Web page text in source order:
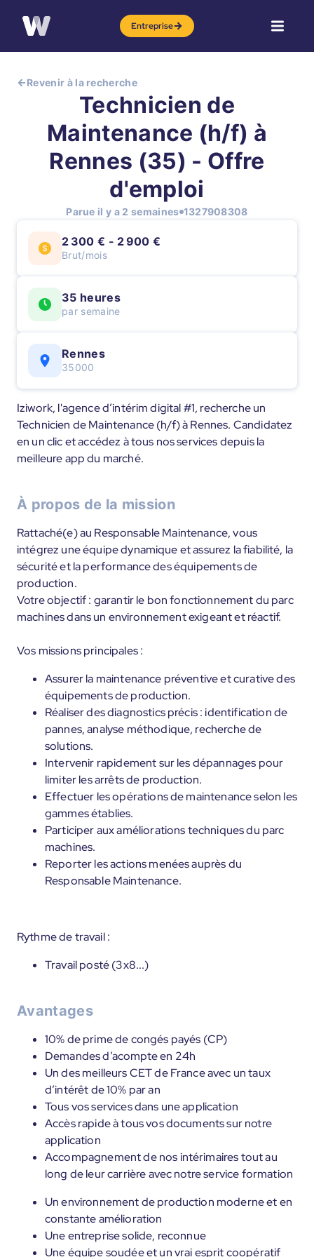
Entreprise
Revenir à la recherche
Technicien de
Maintenance (h/f) à
Rennes (35) - Offre
d'emploi
Parue il y a 2 semaines 1327908308
2 300 € - 2 900 €
Brut/mois
35 heures
par semaine
Rennes
35000
Iziwork, l'agence d’intérim digital #1, recherche un
Technicien de Maintenance (h/f) à Rennes. Candidatez
en un clic et accédez à tous nos services depuis la
meilleure app du marché.
À propos de la mission
Rattaché(e) au Responsable Maintenance, vous
intégrez une équipe dynamique et assurez la fiabilité, la
sécurité et la performance des équipements de
production.
Votre objectif : garantir le bon fonctionnement du parc
machines dans un environnement exigeant et réactif.
Vos missions principales :
Assurer la maintenance préventive et curative des
équipements de production.
Réaliser des diagnostics précis : identification de
pannes, analyse méthodique, recherche de
solutions.
Intervenir rapidement sur les dépannages pour
limiter les arrêts de production.
Effectuer les opérations de maintenance selon les
gammes établies.
Participer aux améliorations techniques du parc
machines.
Reporter les actions menées auprès du
Responsable Maintenance.
Rythme de travail :
Travail posté (3x8...)
Avantages
10% de prime de congés payés (CP)
Demandes d’acompte en 24h
Un des meilleurs CET de France avec un taux
d’intérêt de 10% par an
Tous vos services dans une application
Accès rapide à tous vos documents sur notre
application
Accompagnement de nos intérimaires tout au
long de leur carrière avec notre service formation
Un environnement de production moderne et en
constante amélioration
Une entreprise solide, reconnue
Une équipe soudée et un vrai esprit coopératif